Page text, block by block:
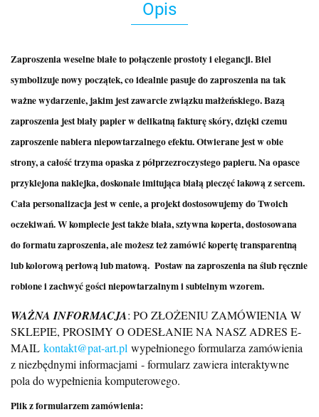
Opis
Zaproszenia weselne białe to połączenie prostoty i elegancji. Biel
symbolizuje nowy początek, co idealnie pasuje do zaproszenia na tak
ważne wydarzenie, jakim jest zawarcie związku małżeńskiego. Bazą
zaproszenia jest biały papier w delikatną fakturę skóry, dzięki czemu
zaproszenie nabiera niepowtarzalnego efektu. Otwierane jest w obie
strony, a całość trzyma opaska z półprzezroczystego papieru. Na opasce
przyklejona naklejka, doskonale imitująca białą pieczęć lakową z sercem.
Cała personalizacja jest w cenie, a projekt dostosowujemy do Twoich
oczekiwań. W komplecie jest także biała, sztywna koperta, dostosowana
do formatu zaproszenia, ale możesz też zamówić kopertę transparentną
lub kolorową perłową lub matową. Postaw na zaproszenia na ślub ręcznie
robione i zachwyć gości niepowtarzalnym i subtelnym wzorem.
WAŻNA INFORMACJA: PO ZŁOŻENIU ZAMÓWIENIA W
SKLEPIE, PROSIMY O ODESŁANIE NA NASZ ADRES E-
MAIL kontakt@pat-art.pl wypełnionego formularza zamówienia
z niezbędnymi informacjami - formularz zawiera interaktywne
pola do wypełnienia komputerowego.
Plik z formularzem zamówienia: